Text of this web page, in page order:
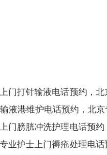
门打针输液电话预约，
液港维护电话预约，北
门膀胱冲洗护理电话预
业护士上门褥疮处理电